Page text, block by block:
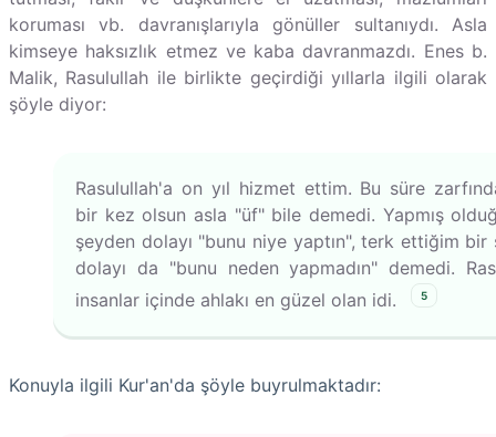
koruması vb. davranışlarıyla gönüller sultanıydı. Asla
kimseye haksızlık etmez ve kaba davranmazdı. Enes b.
Malik, Rasulullah ile birlikte geçirdiği yıllarla ilgili olarak
şöyle diyor:
Rasulullah'a on yıl hizmet ettim. Bu süre
bir kez olsun asla "üf" bile demedi. Yapmış
şeyden dolayı "bunu niye yaptın", terk ettiğim bir
dolayı da "bunu neden yapmadın" demedi.
insanlar içinde ahlakı en güzel olan idi.
5
Konuyla ilgili Kur'an'da şöyle buyrulmaktadır: